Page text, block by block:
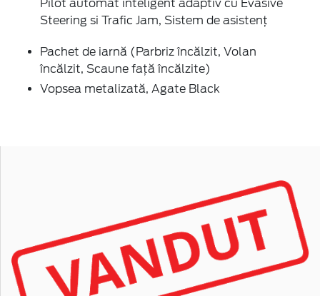
Pilot automat inteligent adaptiv cu Evasive
Steering si Trafic Jam, Sistem de asistenţ
Pachet de iarnă (Parbriz încălzit, Volan
încălzit, Scaune faţă încălzite)
Vopsea metalizată, Agate Black